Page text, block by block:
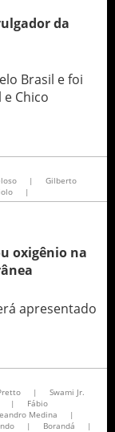
da
Brasil e foi
Chico
|
Gilberto
|
oxigênio na
apresentado
|
Swami Jr.
|
Fábio
Medina
|
| Borandá |